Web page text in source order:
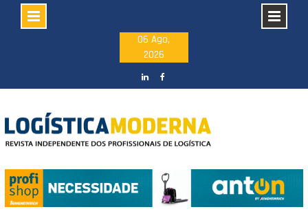
06 Ago,
2026